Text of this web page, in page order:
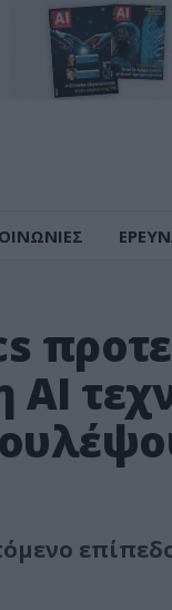
ΑΙ